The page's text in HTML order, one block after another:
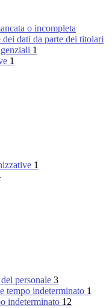
o incompleta
dati da parte dei titolari
1
1
1
personale 3
tempo indeterminato 1
indeterminato 12